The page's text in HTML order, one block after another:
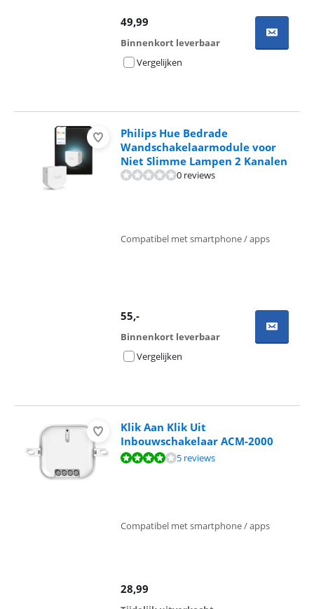
49,99
Binnenkort leverbaar
Vergelijken
Philips Hue Bedrade
Wandschakelaarmodule voor
Niet Slimme Lampen 2 Kanalen
0 reviews
Compatibel met smartphone / apps
55,-
Binnenkort leverbaar
Vergelijken
Klik Aan Klik Uit
Inbouwschakelaar ACM-2000
Beoordeling is 7,9 van de 10, gebaseerd op 5 reviews.
5 reviews
Compatibel met smartphone / apps
28,99